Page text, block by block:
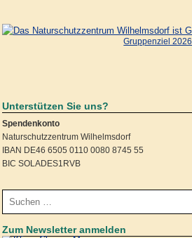
Gruppenziel 2026
Unterstützen Sie uns?
Spendenkonto
Naturschutzzentrum Wilhelmsdorf
IBAN DE46 6505 0110 0080 8745 55
BIC SOLADES1RVB
Zum Newsletter anmelden